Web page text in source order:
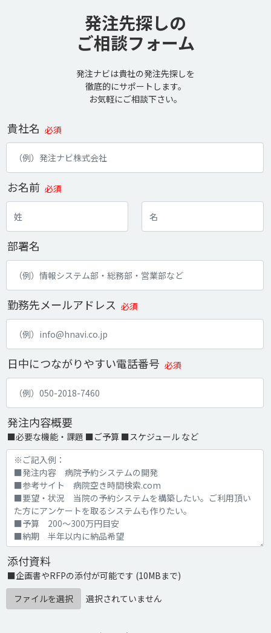
発注先探しの
ご相談フォーム
発注ナビは貴社の発注先探しを
徹底的にサポートします。
お気軽にご相談下さい。
貴社名 必須
お名前 必須
部署名
勤務先メールアドレス 必須
日中につながりやすい電話番号 必須
発注内容概要
■必要な機能・課題 ■ご予算 ■スケジュール など
添付資料
■企画書やRFPの添付が可能です (10MBまで)
ファイルを選択
選択されていません